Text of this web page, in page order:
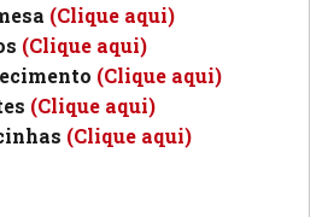
(Clique aqui)
(Clique aqui)
(Clique aqui)
(Clique aqui)
(Clique aqui)